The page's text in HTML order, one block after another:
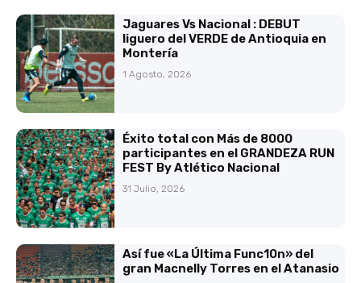
Jaguares Vs Nacional : DEBUT
liguero del VERDE de Antioquia en
Montería
1 Agosto, 2026
Éxito total con Más de 8000
participantes en el GRANDEZA RUN
FEST By Atlético Nacional
31 Julio, 2026
Así fue «La Última Func10n» del
gran Macnelly Torres en el Atanasio